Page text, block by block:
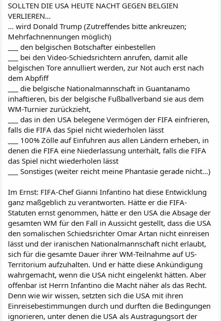
SOLLTEN DIE USA HEUTE NACHT GEGEN BELGIEN
VERLIEREN…
… wird Donald Trump (Zutreffendes bitte ankreuzen;
Mehrfachnennungen möglich)
___ den belgischen Botschafter einbestellen
___ bei den Video-Schiedsrichtern anrufen, damit alle
belgischen Tore annulliert werden, zur Not auch erst nach
dem Abpfiff
___ die belgische Nationalmannschaft in Guantanamo
inhaftieren, bis der belgische Fußballverband sie aus dem
WM-Turnier zurückzieht,
___ das in den USA belegene Vermögen der FIFA einfrieren,
falls die FIFA das Spiel nicht wiederholen lässt
___ 100% Zölle auf Einfuhren aus allen Ländern erheben, in
denen die FIFA eine Niederlassung unterhält, falls die FIFA
das Spiel nicht wiederholen lässt
___ Sonstiges (weiter reicht meine Phantasie gerade nicht…)
Im Ernst: FIFA-Chef Gianni Infantino hat diese Entwicklung
ganz maßgeblich zu verantworten. Hätte er die FIFA-
Statuten ernst genommen, hätte er den USA die Absage der
gesamten WM für den Fall in Aussicht gestellt, dass die USA
den somalischen Schiedsrichter Omar Artan nicht einreisen
lässt und der iranischen Nationalmannschaft nicht erlaubt,
sich für die gesamte Dauer ihrer WM-Teilnahme auf US-
Territorium aufzuhalten. Und er hätte diese Ankündigung
wahrgemacht, wenn die USA nicht eingelenkt hätten. Aber
offenbar ist Herrn Infantino die Macht näher als das Recht.
Denn wie wir wissen, setzten sich die USA mit ihren
Einreisebestimmungen durch und durften die Bedingungen
ignorieren, unter denen die USA als Austragungsort der